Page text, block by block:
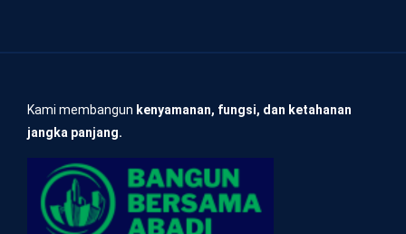
Kami membangun kenyamanan, fungsi, dan ketahanan
jangka panjang.